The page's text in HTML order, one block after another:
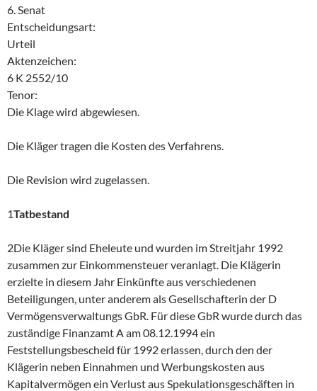
6. Senat
Entscheidungsart:
Urteil
Aktenzeichen:
6 K 2552/10
Tenor:
Die Klage wird abgewiesen.
Die Kläger tragen die Kosten des Verfahrens.
Die Revision wird zugelassen.
1Tatbestand
2Die Kläger sind Eheleute und wurden im Streitjahr 1992
zusammen zur Einkommensteuer veranlagt. Die Klägerin
erzielte in diesem Jahr Einkünfte aus verschiedenen
Beteiligungen, unter anderem als Gesellschafterin der D
Vermögensverwaltungs GbR. Für diese GbR wurde durch das
zuständige Finanzamt A am 08.12.1994 ein
Feststellungsbescheid für 1992 erlassen, durch den der
Klägerin neben Einnahmen und Werbungskosten aus
Kapitalvermögen ein Verlust aus Spekulationsgeschäften in